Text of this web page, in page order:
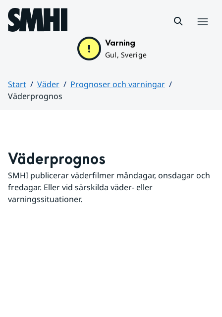
Hoppa till sidans innehåll
Varning
Gul, Sverige
Start Väder
Prognoser och varningar
Väderprognos
Väderprognos
SMHI publicerar väderfilmer måndagar, onsdagar och
fredagar. Eller vid särskilda väder- eller
varningssituationer.